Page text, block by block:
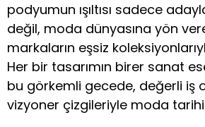
podyumun ışıltısı sadece
değil, moda dünyasına yön
markaların eşsiz
Her bir tasarımın birer sanat
bu görkemli gecede, değerli iş
vizyoner çizgileriyle moda